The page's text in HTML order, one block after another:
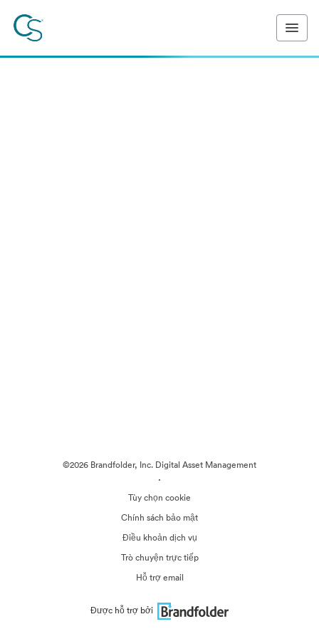
©2026 Brandfolder, Inc. Digital Asset Management
·
Tùy chọn cookie
Chính sách bảo mật
Điều khoản dịch vụ
Trò chuyện trực tiếp
Hỗ trợ email
Được hỗ trợ bởi